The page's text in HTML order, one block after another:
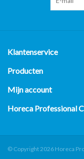
Klantenservice
Producten
Mijn account
Horeca Professional
© Copyright 2026 Horeca